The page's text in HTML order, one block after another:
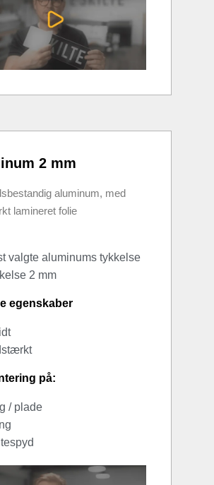
2 mm
aluminum, med
lamineret folie
valgte aluminums tykkelse
2 mm
egenskaber
på:
/ plade